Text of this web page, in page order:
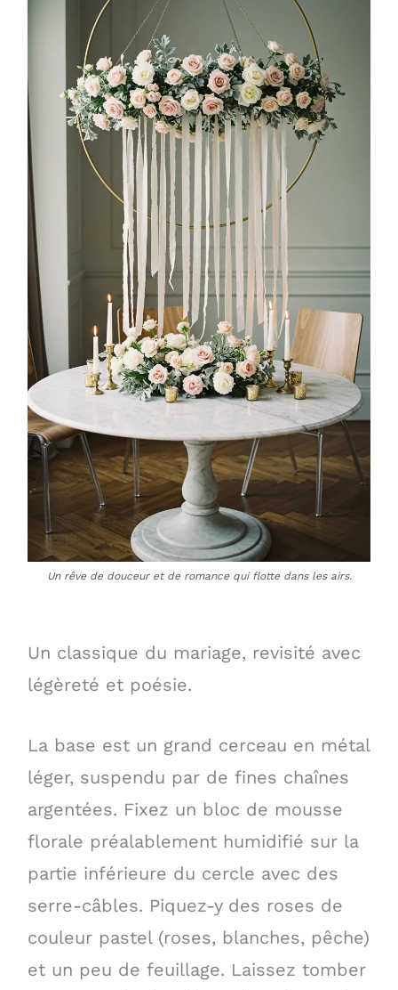
Un rêve de douceur et de romance qui flotte dans les airs.
Un classique du mariage, revisité avec
légèreté et poésie.
La base est un grand cerceau en métal
léger, suspendu par de fines chaînes
argentées. Fixez un bloc de mousse
florale préalablement humidifié sur la
partie inférieure du cercle avec des
serre-câbles. Piquez-y des roses de
couleur pastel (roses, blanches, pêche)
et un peu de feuillage. Laissez tomber